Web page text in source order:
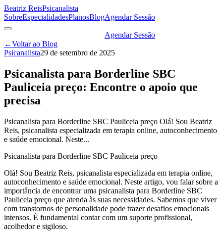
Beatriz ReisPsicanalista
SobreEspecialidadesPlanosBlogAgendar Sessão
Agendar Sessão
←Voltar ao Blog
Psicanalista29 de setembro de 2025
Psicanalista para Borderline SBC
Pauliceia preço: Encontre o apoio que
precisa
Psicanalista para Borderline SBC Pauliceia preço Olá! Sou Beatriz
Reis, psicanalista especializada em terapia online, autoconhecimento
e saúde emocional. Neste...
Psicanalista para Borderline SBC Pauliceia preço
Olá! Sou Beatriz Reis, psicanalista especializada em terapia online,
autoconhecimento e saúde emocional. Neste artigo, vou falar sobre a
importância de encontrar uma psicanalista para Borderline SBC
Pauliceia preço que atenda às suas necessidades. Sabemos que viver
com transtornos de personalidade pode trazer desafios emocionais
intensos. É fundamental contar com um suporte profissional,
acolhedor e sigiloso.